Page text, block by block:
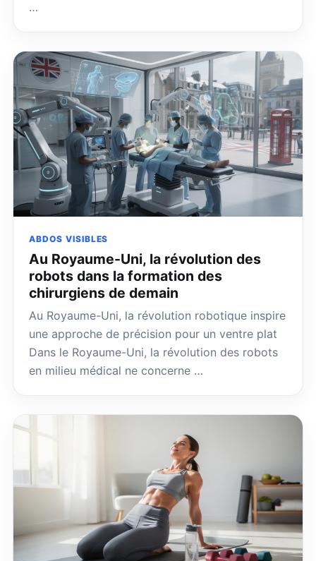
…
ABDOS VISIBLES
Au Royaume-Uni, la révolution des
robots dans la formation des
chirurgiens de demain
Au Royaume-Uni, la révolution robotique inspire
une approche de précision pour un ventre plat
Dans le Royaume-Uni, la révolution des robots
en milieu médical ne concerne …